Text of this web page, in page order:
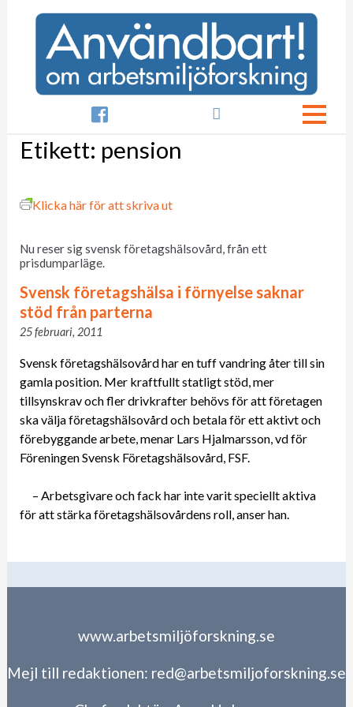

Etikett: pension
Klicka här för att skriva ut
Nu reser sig svensk företagshälsovård, från ett
prisdumparläge.
Svensk företagshälsa i förnyelse saknar
stöd från parterna
25 februari, 2011
Svensk företagshälsovård har en tuff vandring åter till sin
gamla position. Mer kraftfullt statligt stöd, mer
tillsynskrav och fler drivkrafter behövs för att företagen
ska välja företagshälsovård och betala för ett aktivt och
förebyggande arbete, menar Lars Hjalmarsson, vd för
Föreningen Svensk Företagshälsovård, FSF.
– Arbetsgivare och fack har inte varit speciellt aktiva
för att stärka företagshälsovårdens roll, anser han.
www.arbetsmiljöforskning.se
Mejl till redaktionen: red@arbetsmiljoforskning.se